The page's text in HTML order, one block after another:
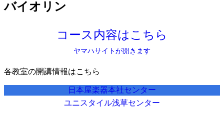
バイオリン
コース内容はこちら
ヤマハサイトが開きます
各教室の開講情報はこちら
日本屋楽器本社センター
ユニスタイル浅草センター